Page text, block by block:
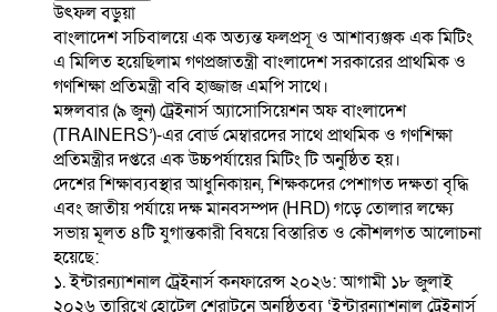
উৎফল বড়ুয়া
বাংলাদেশ সচিবালয়ে এক অত্যন্ত ফলপ্রসূ ও আশাব্যঞ্জক এক মিটিং
এ মিলিত হয়েছিলাম গণপ্রজাতন্ত্রী বাংলাদেশ সরকারের প্রাথমিক ও
গণশিক্ষা প্রতিমন্ত্রী ববি হাজ্জাজ এমপি সাথে।
মঙ্গলবার (৯ জুন) ট্রেইনার্স অ্যাসোসিয়েশন অফ বাংলাদেশ
(TRAINERS’)-এর বোর্ড মেম্বারদের সাথে প্রাথমিক ও গণশিক্ষা
প্রতিমন্ত্রীর দপ্তরে এক উচ্চপর্যায়ের মিটিং টি অনুষ্ঠিত হয়।
দেশের শিক্ষাব্যবস্থার আধুনিকায়ন, শিক্ষকদের পেশাগত দক্ষতা বৃদ্ধি
এবং জাতীয় পর্যায়ে দক্ষ মানবসম্পদ (HRD) গড়ে তোলার লক্ষ্যে
সভায় মূলত ৪টি যুগান্তকারী বিষয়ে বিস্তারিত ও কৌশলগত আলোচনা
হয়েছে:
১. ইন্টারন্যাশনাল ট্রেইনার্স কনফারেন্স ২০২৬: আগামী ১৮ জুলাই
২০২৬ তারিখে হোটেল শেরাটনে অনুষ্ঠিতব্য ‘ইন্টারন্যাশনাল ট্রেইনার্স